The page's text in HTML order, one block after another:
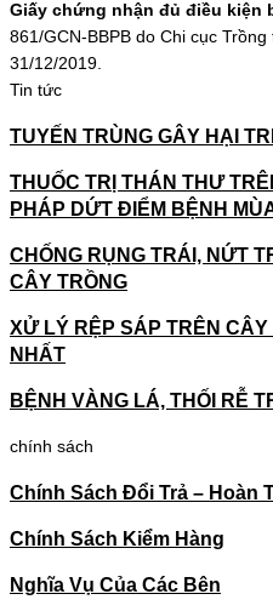
Giấy chứng nhận đủ điều kiện
861/GCN-BBPB do Chi cục
31/12/2019.
Tin tức
TUYẾN TRÙNG GÂY HẠI
THUỐC TRỊ THÁN THƯ
PHÁP DỨT ĐIỂM BỆNH
CHỐNG RỤNG TRÁI, NỨT
CÂY TRỒNG
XỬ LÝ RỆP SÁP TRÊN
NHẤT
BỆNH VÀNG LÁ, THỐI RỄ
chính sách
Chính Sách Đổi Trả – Hoàn
Chính Sách Kiểm Hàng
Nghĩa Vụ Của Các Bên